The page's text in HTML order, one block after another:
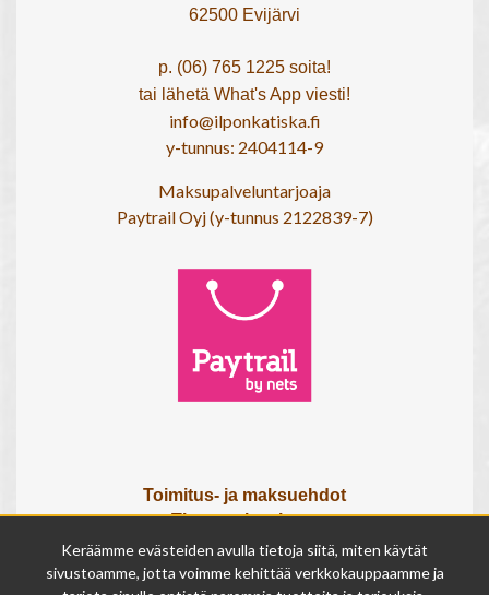
62500 Evijärvi
p. (06) 765 1225 soita!
tai lähetä What's App viesti!
info@ilponkatiska.fi
y-tunnus: 2404114-9
Maksupalveluntarjoaja
Paytrail Oyj (y-tunnus 2122839-7)
Toimitus- ja maksuehdot
Tietosuojaseloste
Tietoa meistä
Osta lahjakortti
Keräämme evästeiden avulla tietoja siitä, miten käytät
sivustoamme, jotta voimme kehittää verkkokauppaamme ja